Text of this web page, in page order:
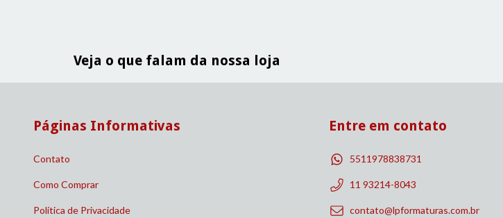
Veja o que falam da nossa loja
Páginas Informativas
Contato
Como Comprar
Política de Privacidade
Entre em contato
5511978838731
11 93214-8043
contato@lpformaturas.com.br